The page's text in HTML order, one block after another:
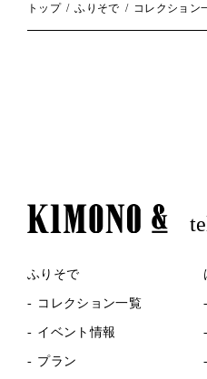
トップ ふりそで コレクション
ふりそで
コレクション一覧
イベント情報
プラン